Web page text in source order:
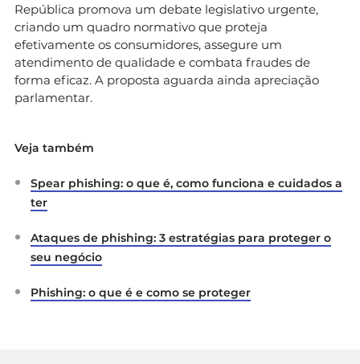
República promova um debate legislativo urgente,
criando um quadro normativo que proteja
efetivamente os consumidores, assegure um
atendimento de qualidade e combata fraudes de
forma eficaz. A proposta aguarda ainda apreciação
parlamentar.
Veja também
Spear phishing: o que é, como funciona e cuidados a
ter
Ataques de phishing: 3 estratégias para proteger o
seu negócio
Phishing: o que é e como se proteger